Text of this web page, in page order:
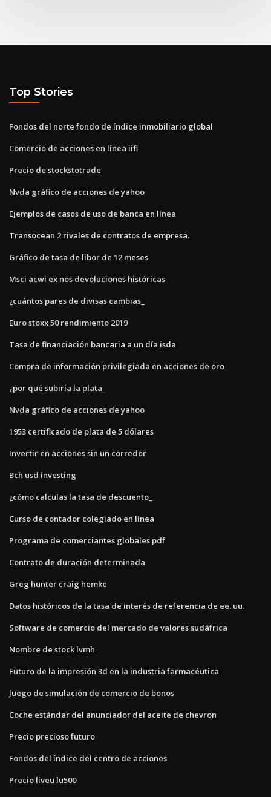
Top Stories
Fondos del norte fondo de índice inmobiliario global
Comercio de acciones en línea iifl
Precio de stockstotrade
Nvda gráfico de acciones de yahoo
Ejemplos de casos de uso de banca en línea
Transocean 2 rivales de contratos de empresa.
Gráfico de tasa de libor de 12 meses
Msci acwi ex nos devoluciones históricas
¿cuántos pares de divisas cambias_
Euro stoxx 50 rendimiento 2019
Tasa de financiación bancaria a un día isda
Compra de información privilegiada en acciones de oro
¿por qué subiría la plata_
Nvda gráfico de acciones de yahoo
1953 certificado de plata de 5 dólares
Invertir en acciones sin un corredor
Bch usd investing
¿cómo calculas la tasa de descuento_
Curso de contador colegiado en línea
Programa de comerciantes globales pdf
Contrato de duración determinada
Greg hunter craig hemke
Datos históricos de la tasa de interés de referencia de ee. uu.
Software de comercio del mercado de valores sudáfrica
Nombre de stock lvmh
Futuro de la impresión 3d en la industria farmacéutica
Juego de simulación de comercio de bonos
Coche estándar del anunciador del aceite de chevron
Precio precioso futuro
Fondos del índice del centro de acciones
Precio liveu lu500